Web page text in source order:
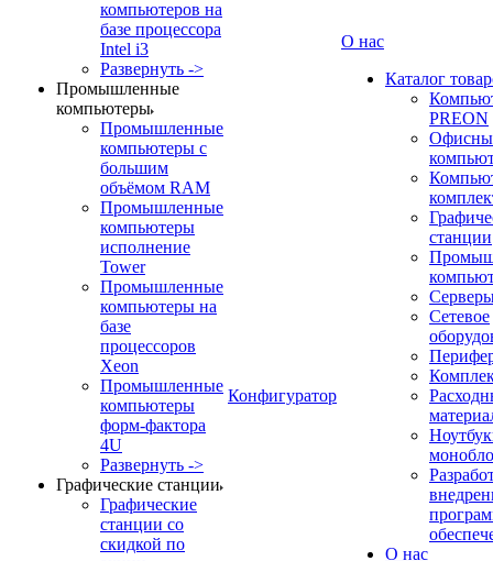
компьютеров на
базе процессора
Intel i3
Развернуть ->
Промышленные
компьютеры
Промышленные
компьютеры с
большим
объёмом RAM
Промышленные
компьютеры
исполнение
Tower
Промышленные
компьютеры на
базе
процессоров
Xeon
Промышленные
компьютеры
форм-фактора
4U
Развернуть ->
Графические станции
Графические
станции со
скидкой по
Конфигуратор
О нас
Каталог
PREON
станции
Сетевое
О нас